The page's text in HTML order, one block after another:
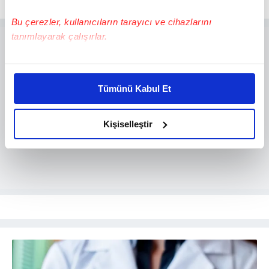
Bu çerezler, kullanıcıların tarayıcı ve cihazlarını
tanımlayarak çalışırlar.
Bu çerezlere izin vermeniz halinde sizlere özel
daha iyi reklam deneyimi yaşatabiliriz. Bunu yaparken
amacımızın size daha iyi bir reklam deneyimi sunmak
olduğunu ve sizlere en iyi içerikleri sunabilmek adına
elimizden gelen çabayı gösterdiğimizi ve bu noktada,
reklamların maliyetlerimizi karşılamak noktasında tek gelir
Sizlere daha iyi bir hizmet sunabilmek için İnternet
Sitemizde kendimize ve üçüncü kişilere ait çerezler
Tümünü Kabul Et
Kişiselleştir